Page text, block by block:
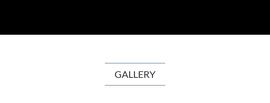
GALLERY